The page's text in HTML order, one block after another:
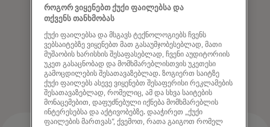
Insights module to create reports
and the Case Management module
to manage investigations and
evaluate alerts.
როგორ ვიყენებთ ქუქი ფაილებსა და
თქვენს თანხმობას
ქუქი ფაილებსა და მსგავს ტექნოლოგიებს ჩვენს
ვებსაიტებზე ვიყენებთ მათ გასაუმჯობესებლად, მათი
მუშაობის ხარისხის შესაფასებლად, ჩვენი აუდიტორიის
უკეთ გასაცნობად და მომხმარებლისთვის უკეთესი
გამოცდილების შესათავაზებლად. ზოგიერთ საიტზე
ქუქი ფაილებს ასევე ვიყენებთ შესაფერისი რეკლამების
შესათავაზებლად, რომელიც, ამ და სხვა საიტების
მონაცემებით, დაფუძნებული იქნება მომხმარებლის
ინტერესებსა და აქტივობებზე. დააჭირეთ „ქუქი
ფაილების მართვას“, ქვემოთ, რათა გაიგოთ რომელ